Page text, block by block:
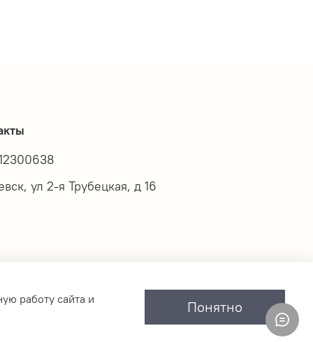
ул 2-я Трубецкая, д 16
работу сайта и Понятно